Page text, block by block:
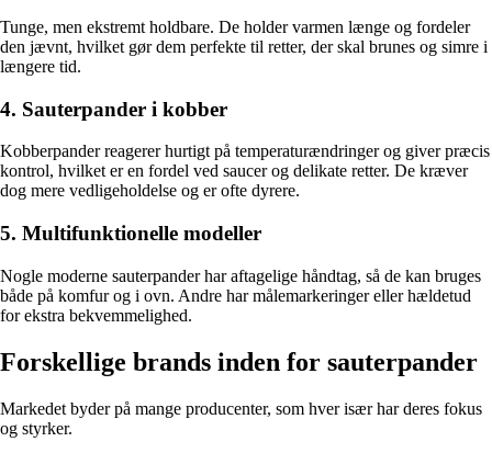
Tunge, men ekstremt holdbare. De holder varmen længe og fordeler
den jævnt, hvilket gør dem perfekte til retter, der skal brunes og simre i
længere tid.
4. Sauterpander i kobber
Kobberpander reagerer hurtigt på temperaturændringer og giver præcis
kontrol, hvilket er en fordel ved saucer og delikate retter. De kræver
dog mere vedligeholdelse og er ofte dyrere.
5. Multifunktionelle modeller
Nogle moderne sauterpander har aftagelige håndtag, så de kan bruges
både på komfur og i ovn. Andre har målemarkeringer eller hældetud
for ekstra bekvemmelighed.
Forskellige brands inden for sauterpander
Markedet byder på mange producenter, som hver især har deres fokus
og styrker.